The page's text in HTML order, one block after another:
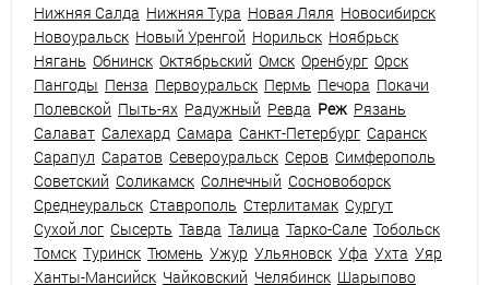
Нижняя Салда Нижняя Тура Новая Ляля Новосибирск
Новоуральск Новый Уренгой Норильск Ноябрьск
Нягань Обнинск Октябрьский Омск Оренбург Орск
Пангоды Пенза Первоуральск Пермь Печора Покачи
Полевской Пыть-ях Радужный Ревда Реж Рязань
Салават Салехард Самара Санкт-Петербург Саранск
Сарапул Саратов Североуральск Серов Симферополь
Советский Соликамск Солнечный Сосновоборск
Среднеуральск Ставрополь Стерлитамак Сургут
Сухой лог Сысерть Тавда Талица Тарко-Сале Тобольск
Томск Туринск Тюмень Ужур Ульяновск Уфа Ухта Уяр
Ханты-Мансийск Чайковский Челябинск Шарыпово